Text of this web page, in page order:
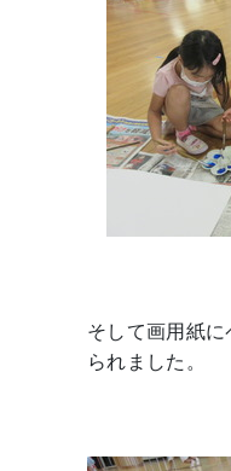
そして画用紙
られました。